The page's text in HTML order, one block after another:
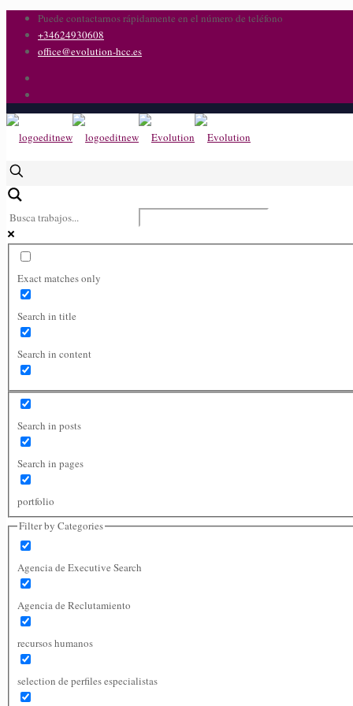
Puede contactarnos rápidamente en el número de teléfono
+34624930608
office@evolution-hcc.es
Exact matches only
Search in title
Search in content
Search in posts
Search in pages
portfolio
Filter by Categories
Agencia de Executive Search
Agencia de Reclutamiento
recursos humanos
selection de perfiles especialistas